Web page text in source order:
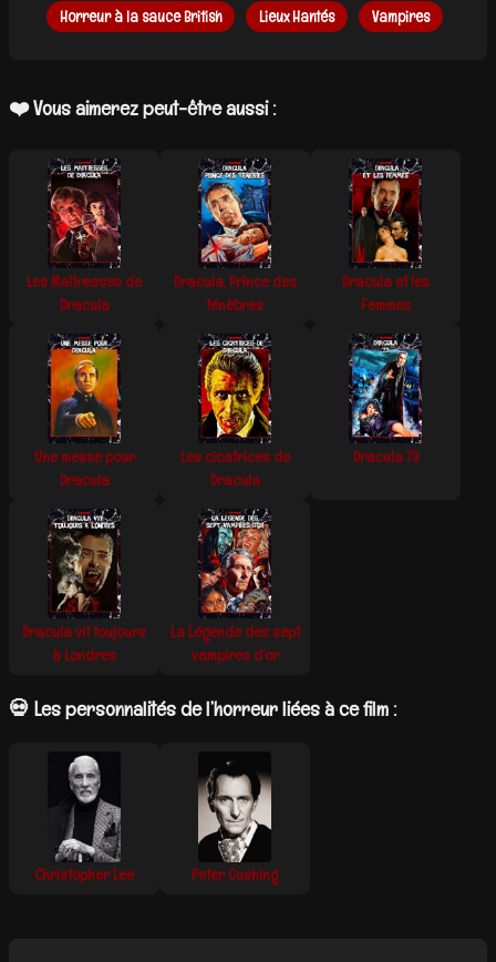
Horreur à la sauce British Lieux Hantés Vampires
❤️ Vous aimerez peut-être aussi :
Les Maîtresses de
Dracula
Dracula, Prince des
ténèbres
Dracula et les
Femmes
Une messe pour
Dracula
Les cicatrices de
Dracula
Dracula 73
Dracula vit toujours
à Londres
La Légende des sept
vampires d’or
💀 Les personnalités de l’horreur liées à ce film :
Christopher Lee Peter Cushing